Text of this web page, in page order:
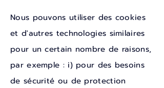
Nous pouvons utiliser des cookies
et d'autres technologies similaires
pour un certain nombre de raisons,
par exemple : i) pour des besoins
de sécurité ou de protection